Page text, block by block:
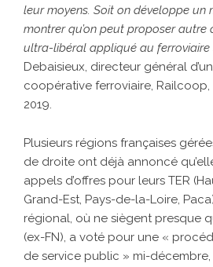
leur moyens. Soit on développe
montrer qu’on peut proposer autre
ultra-libéral appliqué au ferroviaire
Debaisieux, directeur général
coopérative ferroviaire,
2019.
Plusieurs régions françaises
de droite ont déjà annoncé
appels d’offres pour leurs TER
Grand-Est, Pays-de-la-Loire,
régional, où ne siègent presque
(ex-FN), a voté pour une «
de service public » mi-